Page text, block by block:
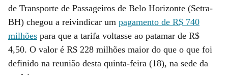
de Transporte de Passageiros de Belo Horizonte (Setra-
BH) chegou a reivindicar um pagamento de R$ 740
milhões para que a tarifa voltasse ao patamar de R$
4,50. O valor é R$ 228 milhões maior do que o que foi
definido na reunião desta quinta-feira (18), na sede da